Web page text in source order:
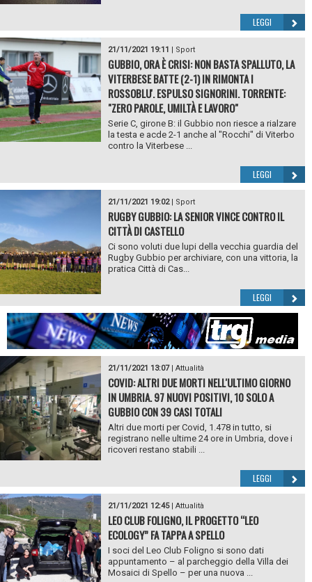
LEGGI
21/11/2021 19:11 Sport
GUBBIO, ORA È CRISI: NON BASTA SPALLUTO, LA
VITERBESE BATTE (2-1) IN RIMONTA I
ROSSOBLU'. ESPULSO SIGNORINI. TORRENTE:
"ZERO PAROLE, UMILTÀ E LAVORO"
Serie C, girone B: il Gubbio non riesce a rialzare
la testa e acde 2-1 anche al "Rocchi" di Viterbo
contro la Viterbese ...
LEGGI
21/11/2021 19:02| Sport
RUGBY GUBBIO: LA SENIOR VINCE CONTRO IL
CITTÀ DI CASTELLO
Ci sono voluti due lupi della vecchia guardia del
Rugby Gubbio per archiviare, con una vittoria, la
pratica Città di Cas...
LEGGI
21/11/2021 13:07| Attualità
COVID: ALTRI DUE MORTI NELL'ULTIMO GIORNO
IN UMBRIA. 97 NUOVI POSITIVI, 10 SOLO A
GUBBIO CON 39 CASI TOTALI
Altri due morti per Covid, 1.478 in tutto, si
registrano nelle ultime 24 ore in Umbria, dove i
ricoveri restano stabili ...
LEGGI
21/11/2021 12:45| Attualità
LEO CLUB FOLIGNO, IL PROGETTO “LEO
ECOLOGY” FA TAPPA A SPELLO
I soci del Leo Club Foligno si sono dati
appuntamento – al parcheggio della Villa dei
Mosaici di Spello – per una nuova ...